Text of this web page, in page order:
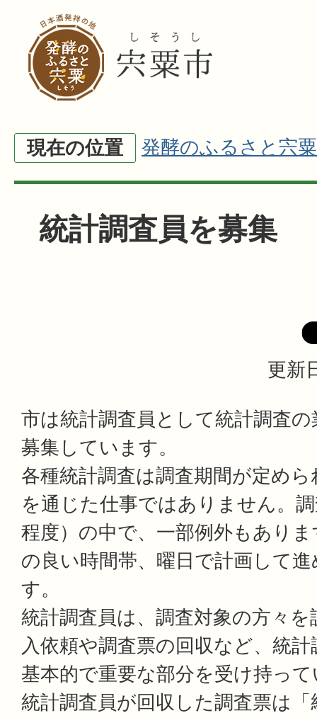
現在の位置 発酵のふるさと宍粟
統計調査員を募集
更新
市は統計調査員として統計調査
募集しています。
各種統計調査は調査期間が定め
を通じた仕事ではありません。
程度）の中で、一部例外もあり
の良い時間帯、曜日で計画して
す。
統計調査員は、調査対象の方々
入依頼や調査票の回収など、統
基本的で重要な部分を受け持っ
統計調査員が回収した調査票は